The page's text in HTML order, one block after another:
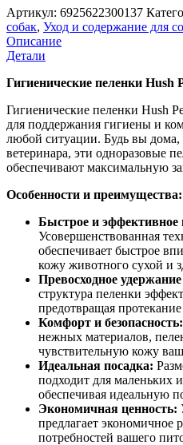
Артикул: 6925622300137
собак, Уход и содержание для
Описание
Детали
Гигиенические пеленки
Гигиенические пеленки Hush
для поддержания гигиены и
любой ситуации. Будь вы
ветеринара, эти одноразовые
обеспечивают максимальную
Особенности и преимущества:
Быстрое и эффективное
Усовершенствованная
обеспечивает быстрое
кожу животного сухой и
Превосходное
структура пеленки
предотвращая
Комфорт и безопасность:
нежных материалов,
чувствительную кожу
Идеальная посадка:
подходит для маленьких
обеспечивая идеальную
Экономичная ценность:
предлагает экономичное
потребностей вашего